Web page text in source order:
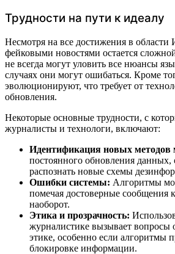
Трудности на пути к идеалу
Несмотря на все достижения в области
фейковыми новостями остается
не всегда могут уловить все нюансы
случаях они могут ошибаться. Кроме
эволюционируют, что требует от
обновления.
Некоторые основные трудности, с
журналисты и технологи, включают:
Идентификация новых методов
постоянного обновления данных,
распознать новые схемы
Ошибки системы: Алгоритмы
помечая достоверные сообщения
наоборот.
Этика и прозрачность:
журналистике вызывает вопросы
этике, особенно если алгоритмы
блокировке информации.